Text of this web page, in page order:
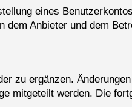
eines
Anbieter und dem
zu ergänzen.
mitgeteilt werden. Die